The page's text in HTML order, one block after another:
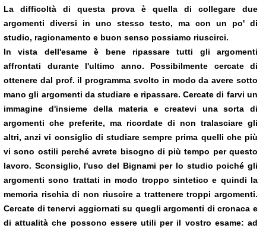
La difficoltà di questa prova è quella di collegare due
argomenti diversi in uno stesso testo, ma con un po' di
studio, ragionamento e buon senso possiamo riuscirci.
In vista dell'esame è bene ripassare tutti gli argomenti
affrontati durante l'ultimo anno. Possibilmente cercate di
ottenere dal prof. il programma svolto in modo da avere sotto
mano gli argomenti da studiare e ripassare. Cercate di farvi un
immagine d'insieme della materia e createvi una sorta di
argomenti che preferite, ma ricordate di non tralasciare gli
altri, anzi vi consiglio di studiare sempre prima quelli che più
vi sono ostili perché avrete bisogno di più tempo per questo
lavoro. Sconsiglio, l'uso del Bignami per lo studio poiché gli
argomenti sono trattati in modo troppo sintetico e quindi la
memoria rischia di non riuscire a trattenere troppi argomenti.
Cercate di tenervi aggiornati su quegli argomenti di cronaca e
di attualità che possono essere utili per il vostro esame: ad